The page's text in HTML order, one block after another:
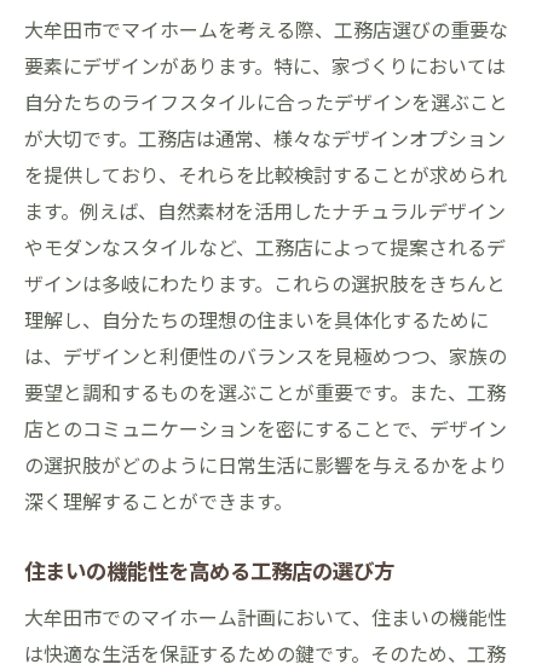
大牟田市でマイホームを考える際、工務店選びの重要な
要素にデザインがあります。特に、家づくりにおいては
自分たちのライフスタイルに合ったデザインを選ぶこと
が大切です。工務店は通常、様々なデザインオプション
を提供しており、それらを比較検討することが求められ
ます。例えば、自然素材を活用したナチュラルデザイン
やモダンなスタイルなど、工務店によって提案されるデ
ザインは多岐にわたります。これらの選択肢をきちんと
理解し、自分たちの理想の住まいを具体化するために
は、デザインと利便性のバランスを見極めつつ、家族の
要望と調和するものを選ぶことが重要です。また、工務
店とのコミュニケーションを密にすることで、デザイン
の選択肢がどのように日常生活に影響を与えるかをより
深く理解することができます。
住まいの機能性を高める工務店の選び方
大牟田市でのマイホーム計画において、住まいの機能性
は快適な生活を保証するための鍵です。そのため、工務